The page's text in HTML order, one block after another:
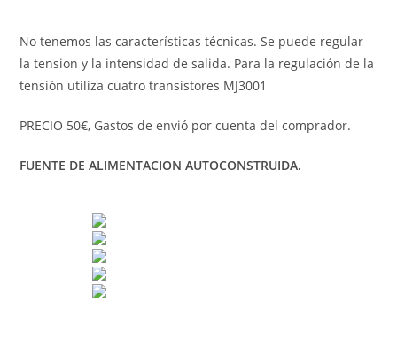
No tenemos las características técnicas. Se puede regular
la tension y la intensidad de salida. Para la regulación de la
tensión utiliza cuatro transistores MJ3001
PRECIO 50€, Gastos de envió por cuenta del comprador.
FUENTE DE ALIMENTACION AUTOCONSTRUIDA.